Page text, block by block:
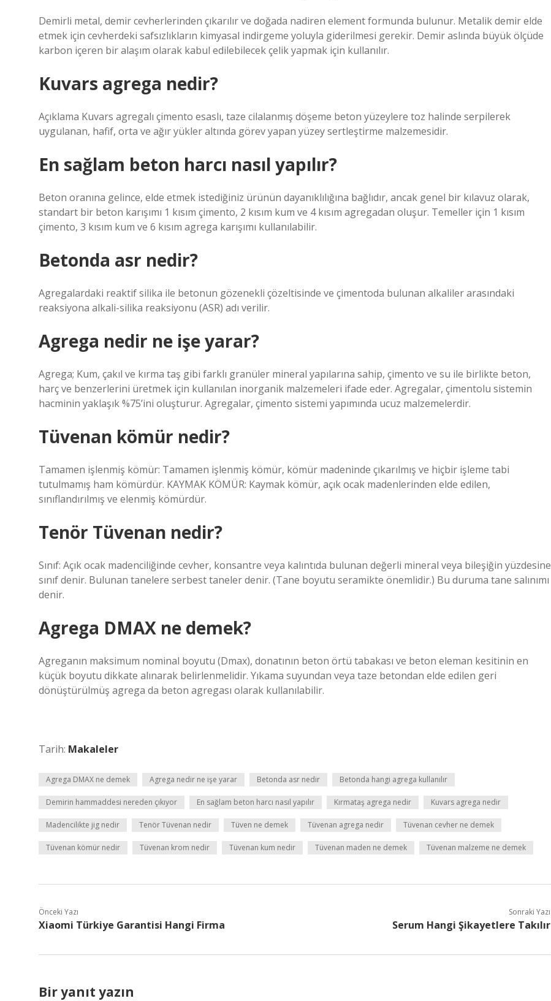
Demirli metal, demir cevherlerinden çıkarılır ve doğada nadiren element formunda bulunur. Metalik demir elde
etmek için cevherdeki safsızlıkların kimyasal indirgeme yoluyla giderilmesi gerekir. Demir aslında büyük ölçüde
karbon içeren bir alaşım olarak kabul edilebilecek çelik yapmak için kullanılır.
Kuvars agrega nedir?
Açıklama Kuvars agregalı çimento esaslı, taze cilalanmış döşeme beton yüzeylere toz halinde serpilerek
uygulanan, hafif, orta ve ağır yükler altında görev yapan yüzey sertleştirme malzemesidir.
En sağlam beton harcı nasıl yapılır?
Beton oranına gelince, elde etmek istediğiniz ürünün dayanıklılığına bağlıdır, ancak genel bir kılavuz olarak,
standart bir beton karışımı 1 kısım çimento, 2 kısım kum ve 4 kısım agregadan oluşur. Temeller için 1 kısım
çimento, 3 kısım kum ve 6 kısım agrega karışımı kullanılabilir.
Betonda asr nedir?
Agregalardaki reaktif silika ile betonun gözenekli çözeltisinde ve çimentoda bulunan alkaliler arasındaki
reaksiyona alkali-silika reaksiyonu (ASR) adı verilir.
Agrega nedir ne işe yarar?
Agrega; Kum, çakıl ve kırma taş gibi farklı granüler mineral yapılarına sahip, çimento ve su ile birlikte beton,
harç ve benzerlerini üretmek için kullanılan inorganik malzemeleri ifade eder. Agregalar, çimentolu sistemin
hacminin yaklaşık %75’ini oluşturur. Agregalar, çimento sistemi yapımında ucuz malzemelerdir.
Tüvenan kömür nedir?
Tamamen işlenmiş kömür: Tamamen işlenmiş kömür, kömür madeninde çıkarılmış ve hiçbir işleme tabi
tutulmamış ham kömürdür. KAYMAK KÖMÜR: Kaymak kömür, açık ocak madenlerinden elde edilen,
sınıflandırılmış ve elenmiş kömürdür.
Tenör Tüvenan nedir?
Sınıf: Açık ocak madenciliğinde cevher, konsantre veya kalıntıda bulunan değerli mineral veya bileşiğin yüzdesine
sınıf denir. Bulunan tanelere serbest taneler denir. (Tane boyutu seramikte önemlidir.) Bu duruma tane salınımı
denir.
Agrega DMAX ne demek?
Agreganın maksimum nominal boyutu (Dmax), donatının beton örtü tabakası ve beton eleman kesitinin en
küçük boyutu dikkate alınarak belirlenmelidir. Yıkama suyundan veya taze betondan elde edilen geri
dönüştürülmüş agrega da beton agregası olarak kullanılabilir.
Tarih: Makaleler
Agrega DMAX ne demek Agrega nedir ne işe yarar Betonda asr nedir Betonda hangi agrega kullanılır
Demirin hammaddesi nereden çıkıyor En sağlam beton harcı nasıl yapılır Kırmataş agrega nedir Kuvars agrega nedir
Madencilikte jig nedir Tenör Tüvenan nedir Tüven ne demek Tüvenan agrega nedir Tüvenan cevher ne demek
Tüvenan kömür nedir Tüvenan krom nedir Tüvenan kum nedir Tüvenan maden ne demek Tüvenan malzeme ne demek
Önceki Yazı
Xiaomi Türkiye Garantisi Hangi Firma
Sonraki Yazı
Serum Hangi Şikayetlere Takılır
Bir yanıt yazın